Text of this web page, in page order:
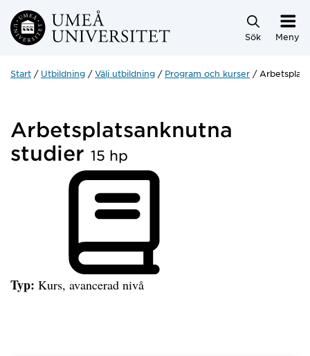
Hoppa direkt till innehållet
Sök Meny
Start Utbildning Välj utbildning Program och kurser
Arbetsplatsanknutna
studier 15 hp
Typ: Kurs, avancerad nivå